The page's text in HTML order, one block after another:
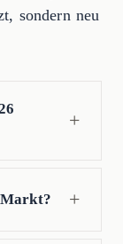
sondern neu